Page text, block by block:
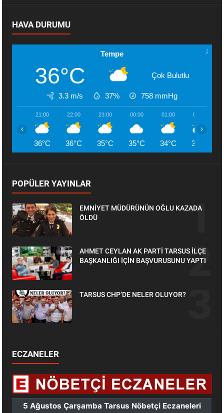
HAVA DURUMU
Tempe
36°C Çok Bulutlu
3.3 m/s 37% 758 mmHg
21:00
36°C
22:00
36°C
23:00
35°C
00:00
35°C
01:00
34°C
02:00
33°C
‹ ›
POPÜLER YAYINLAR
EMNİYET MÜDÜRÜNÜN OĞLU KAZADA
ÖLDÜ
AHMET CEYLAN AK PARTİ TARSUS İLÇE
BAŞKANLIĞI İÇİN BAŞVURUSUNU YAPTI
TARSUS CHP’DE NELER OLUYOR?
ECZANELER